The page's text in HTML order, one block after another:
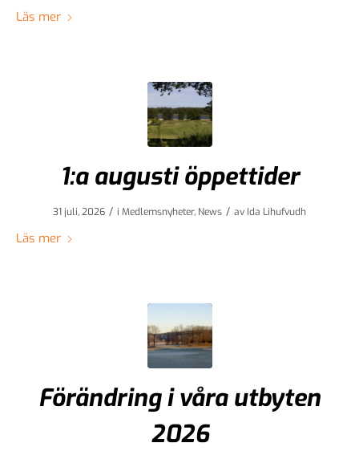
Läs mer
1:a augusti öppettider
31 juli, 2026 / i Medlemsnyheter, News / av Ida Lihufvudh
Läs mer
Förändring i våra utbyten
2026